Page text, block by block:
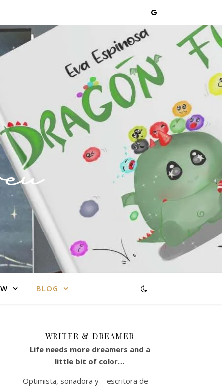
BLOG
WRITER & DREAMER
Life needs more dreamers and a
little bit of color…
Optimista, soñadora y escritora de